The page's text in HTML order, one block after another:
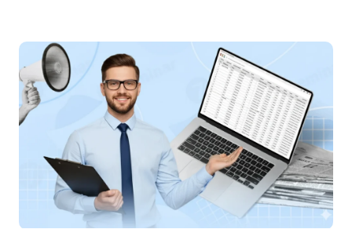
пільгового оподаткування відбувається не в день
припинення договору. Право на пільгу
відновлюється з першого числа місяця, що настає
за місяцем припинення договору оренди